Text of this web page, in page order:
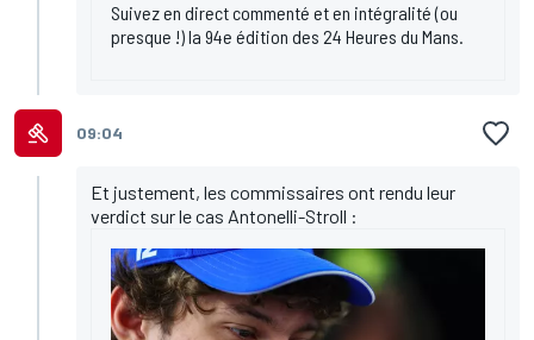
Suivez en direct commenté et en intégralité (ou
presque !) la 94e édition des 24 Heures du Mans.
09:04
Et justement, les commissaires ont rendu leur
verdict sur le cas Antonelli-Stroll :